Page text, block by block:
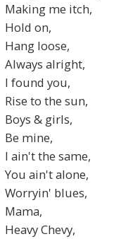
Making me itch,
Hold on,
Hang loose,
Always alright,
I found you,
Rise to the sun,
Boys & girls,
Be mine,
I ain't the same,
You ain't alone,
Worryin' blues,
Mama,
Heavy Chevy,